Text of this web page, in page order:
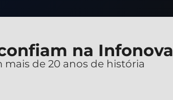
na Infonova
mais de 20 anos de história